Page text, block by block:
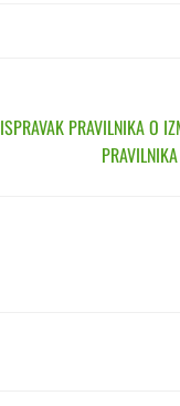
ISPRAVAK PRAVILNIKA O